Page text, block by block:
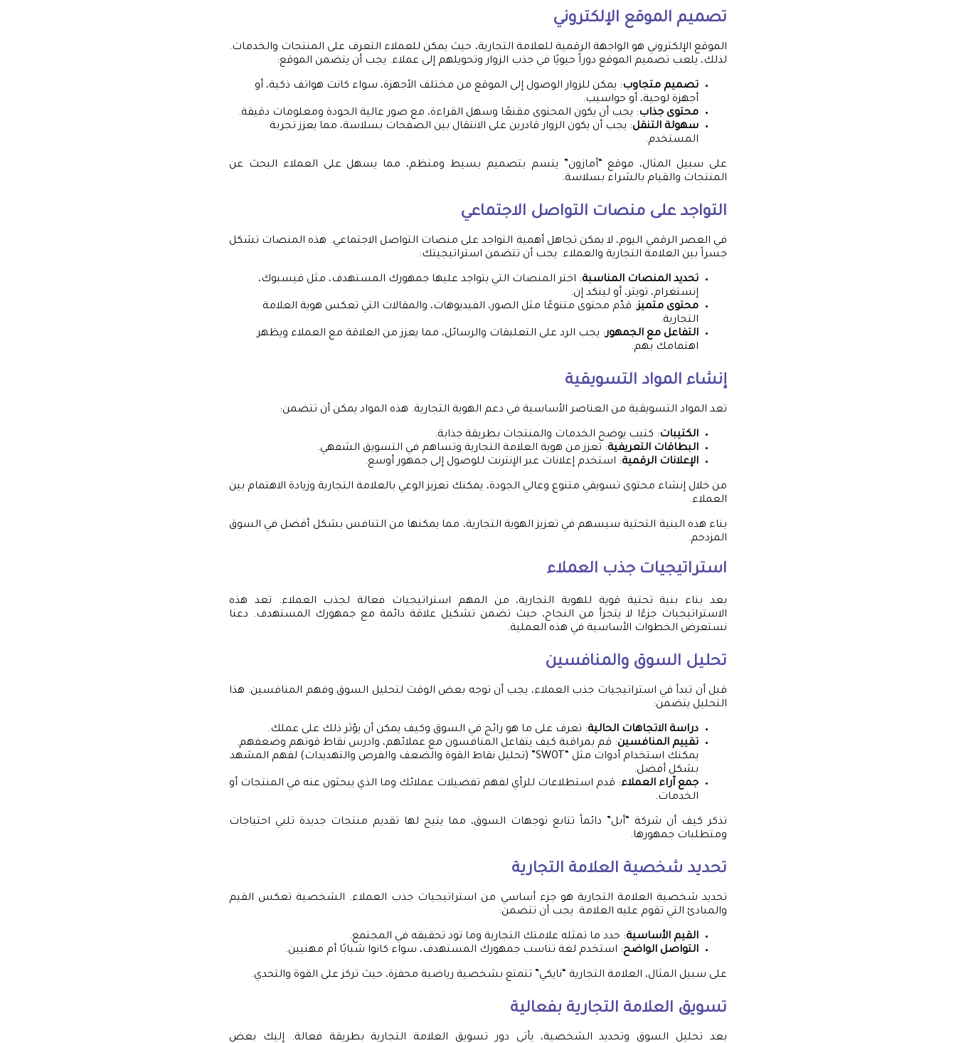
تصميم الموقع الإلكتروني
الموقع الإلكتروني هو الواجهة الرقمية للعلامة التجارية، حيث يمكن للعملاء التعرف على المنتجات والخدمات.
لذلك، يلعب تصميم الموقع دوراً حيويًا في جذب الزوار وتحويلهم إلى عملاء. يجب أن يتضمن الموقع:
تصميم متجاوب: يمكن للزوار الوصول إلى الموقع من مختلف الأجهزة، سواء كانت هواتف ذكية، أو
أجهزة لوحية، أو حواسيب.
محتوى جذاب: يجب أن يكون المحتوى مقنعًا وسهل القراءة، مع صور عالية الجودة ومعلومات دقيقة.
سهولة التنقل: يجب أن يكون الزوار قادرين على الانتقال بين الصفحات بسلاسة، مما يعزز تجربة
المستخدم.
على سبيل المثال، موقع “أمازون” يتسم بتصميم بسيط ومنظم، مما يسهل على العملاء البحث عن
المنتجات والقيام بالشراء بسلاسة.
التواجد على منصات التواصل الاجتماعي
في العصر الرقمي اليوم، لا يمكن تجاهل أهمية التواجد على منصات التواصل الاجتماعي. هذه المنصات تشكل
جسراً بين العلامة التجارية والعملاء. يجب أن تتضمن استراتيجيتك:
تحديد المنصات المناسبة: اختر المنصات التي يتواجد عليها جمهورك المستهدف، مثل فيسبوك،
إنستغرام، تويتر، أو لينكد إن.
محتوى متميز: قدّم محتوى متنوعًا مثل الصور، الفيديوهات، والمقالات التي تعكس هوية العلامة
التجارية.
التفاعل مع الجمهور: يجب الرد على التعليقات والرسائل، مما يعزز من العلاقة مع العملاء ويظهر
اهتمامك بهم.
إنشاء المواد التسويقية
تعد المواد التسويقية من العناصر الأساسية في دعم الهوية التجارية. هذه المواد يمكن أن تتضمن:
الكتيبات: كتيب يوضح الخدمات والمنتجات بطريقة جذابة.
البطاقات التعريفية: تعزز من هوية العلامة التجارية وتساهم في التسويق الشفهي.
الإعلانات الرقمية: استخدم إعلانات عبر الإنترنت للوصول إلى جمهور أوسع.
من خلال إنشاء محتوى تسويقي متنوع وعالي الجودة، يمكنك تعزيز الوعي بالعلامة التجارية وزيادة الاهتمام بين
العملاء.
بناء هذه البنية التحتية سيسهم في تعزيز الهوية التجارية، مما يمكنها من التنافس بشكل أفضل في السوق
المزدحم.
استراتيجيات جذب العملاء
بعد بناء بنية تحتية قوية للهوية التجارية، من المهم استراتيجيات فعالة لجذب العملاء. تعد هذه
الاستراتيجيات جزءًا لا يتجزأ من النجاح، حيث تضمن تشكيل علاقة دائمة مع جمهورك المستهدف. دعنا
نستعرض الخطوات الأساسية في هذه العملية.
تحليل السوق والمنافسين
قبل أن تبدأ في استراتيجيات جذب العملاء، يجب أن توجه بعض الوقت لتحليل السوق وفهم المنافسين. هذا
التحليل يتضمن:
دراسة الاتجاهات الحالية: تعرف على ما هو رائج في السوق وكيف يمكن أن يؤثر ذلك على عملك.
تقييم المنافسين: قم بمراقبة كيف يتفاعل المنافسون مع عملائهم، وادرس نقاط قوتهم وضعفهم.
يمكنك استخدام أدوات مثل “SWOT” (تحليل نقاط القوة والضعف والفرص والتهديدات) لفهم المشهد
بشكل أفضل.
جمع آراء العملاء: قدم استطلاعات للرأي لفهم تفضيلات عملائك وما الذي يبحثون عنه في المنتجات أو
الخدمات.
تذكر كيف أن شركة “أبل” دائماً تتابع توجهات السوق، مما يتيح لها تقديم منتجات جديدة تلبي احتياجات
ومتطلبات جمهورها.
تحديد شخصية العلامة التجارية
تحديد شخصية العلامة التجارية هو جزء أساسي من استراتيجيات جذب العملاء. الشخصية تعكس القيم
والمبادئ التي تقوم عليه العلامة. يجب أن تتضمن:
القيم الأساسية: حدد ما تمثله علامتك التجارية وما تود تحقيقه في المجتمع.
التواصل الواضح: استخدم لغة تناسب جمهورك المستهدف، سواء كانوا شبابًا أم مهنيين.
على سبيل المثال، العلامة التجارية “نايكي” تتمتع بشخصية رياضية محفزة، حيث تركز على القوة والتحدي.
تسويق العلامة التجارية بفعالية
بعد تحليل السوق وتحديد الشخصية، يأتي دور تسويق العلامة التجارية بطريقة فعالة. إليك بعض